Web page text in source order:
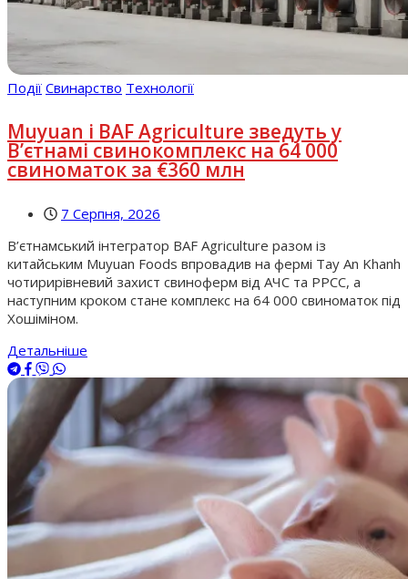
Події Свинарство Технології
Muyuan і BAF Agriculture зведуть у
В’єтнамі свинокомплекс на 64 000
свиноматок за €360 млн
7 Серпня, 2026
В’єтнамський інтегратор BAF Agriculture разом із
китайським Muyuan Foods впровадив на фермі Tay An Khanh
чотирирівневий захист свиноферм від АЧС та РРСС, а
наступним кроком стане комплекс на 64 000 свиноматок під
Хошіміном.
Детальніше